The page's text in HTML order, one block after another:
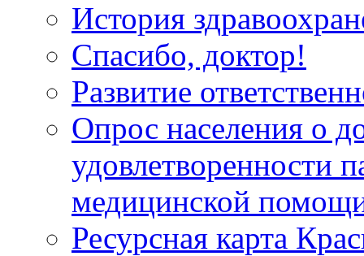
История
Спасибо, доктор!
Развитие
Опрос населения о
удовлетворенности
медицинской
Ресурсная карта